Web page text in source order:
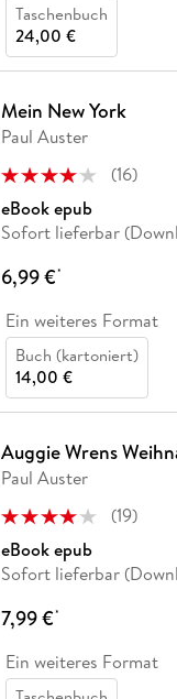
Taschenbuch
24,00 €
Mein New York
Paul Auster
(16)
eBook epub
Sofort lieferbar
6,99 €*
Ein weiteres Format
Buch (kartoniert)
14,00 €
Auggie Wrens
Paul Auster
(19)
eBook epub
Sofort lieferbar
7,99 €*
Ein weiteres Format